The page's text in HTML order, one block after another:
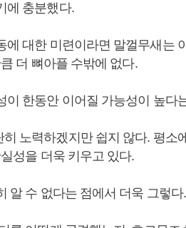
에 충분했다.
대한 미련이라면 말껄무새는
더 뼈아플 수밖에 없다.
한동안 이어질 가능성이 높다
노력하겠지만 쉽지 않다. 평소
성을 더욱 키우고 있다.
알 수 없다는 점에서 더욱 그렇다.